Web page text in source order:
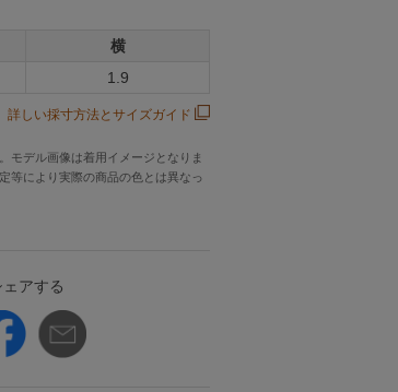
横
1.9
詳しい採寸方法とサイズガイド
モデル画像は着用イメージとなりま
等により実際の商品の色とは異なっ
アする